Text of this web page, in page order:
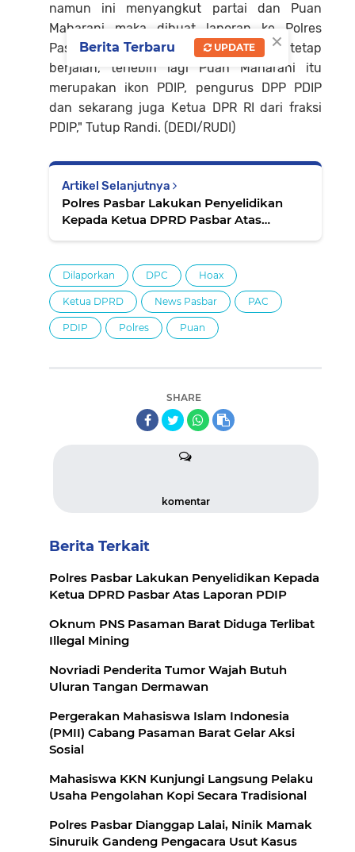
namun ini menyangkut partai dan Puan
Maharani maka dibuat laporan ke Polres
Pasaman Barat agar proses hukumnya tetap
berjalan, terlebih lagi Puan Maharani itu
merupakan ikon PDIP, pengurus DPP PDIP
dan sekarang juga Ketua DPR RI dari fraksi
PDIP," Tutup Randi. (DEDI/RUDI)
Artikel Selanjutnya
Polres Pasbar Lakukan Penyelidikan
Kepada Ketua DPRD Pasbar Atas
Dilaporkan DPC Hoax
Ketua DPRD News Pasbar PAC
PDIP Polres Puan
SHARE
komentar
Berita Terkait
Polres Pasbar Lakukan Penyelidikan Kepada
Ketua DPRD Pasbar Atas Laporan PDIP
Oknum PNS Pasaman Barat Diduga Terlibat
Illegal Mining
Novriadi Penderita Tumor Wajah Butuh
Uluran Tangan Dermawan
Pergerakan Mahasiswa Islam Indonesia
(PMII) Cabang Pasaman Barat Gelar Aksi
Sosial
Mahasiswa KKN Kunjungi Langsung Pelaku
Usaha Pengolahan Kopi Secara Tradisional
Polres Pasbar Dianggap Lalai, Ninik Mamak
Sinuruik Gandeng Pengacara Usut Kasus
×
Berita Terbaru UPDATE